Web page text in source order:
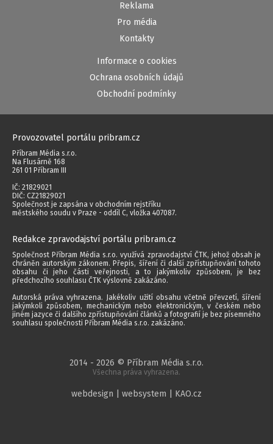
Reklama
Pro média
Kontakty
Informace o cookies
Ochrana osobních údajů
Obchodní podmínky
Provozovatel portálu pribram.cz
Příbram Média s.r.o.
Na Flusárně 168
261 01 Příbram III
IČ: 21829021
DIČ: CZ21829021
Společnost je zapsána v obchodním rejstříku
městského soudu v Praze - oddíl C, vložka 407087.
Redakce zpravodajství portálu pribram.cz
Společnost Příbram Média s.r.o. využívá zpravodajství ČTK, jehož obsah je
chráněn autorským zákonem. Přepis, šíření či další zpřístupňování tohoto
obsahu či jeho části veřejnosti, a to jakýmkoliv způsobem, je bez
předchozího souhlasu ČTK výslovně zakázáno.
Autorská práva vyhrazena. Jakékoliv užití obsahu včetně převzetí, šíření
jakýmkoli způsobem, mechanickým nebo elektronickým, v českém nebo
jiném jazyce či dalšího zpřístupňování článků a fotografií je bez písemného
souhlasu společnosti Příbram Média s.r.o. zakázáno.
2014 - 2026 © Příbram Média s.r.o.
Všechna práva vyhrazena.
webdesign | websystem | KAO.cz